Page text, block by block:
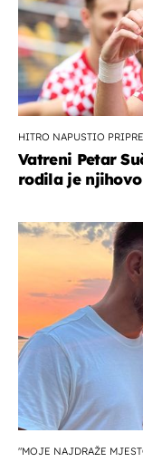
HITRO NAPUSTIO
Vatreni Petar
rodila je
"MOJE NAJDRAŽE